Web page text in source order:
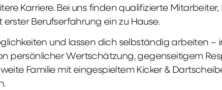
Karriere. Bei uns finden qualifizierte
Berufserfahrung ein zu Hause.
und lassen dich selbständig arbeiten –
persönlicher Wertschätzung, gegenseitigem
Familie mit eingespieltem Kicker &